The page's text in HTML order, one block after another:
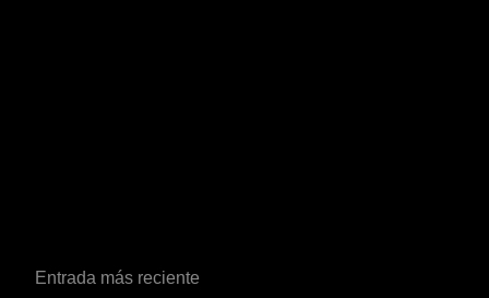
Entrada más reciente